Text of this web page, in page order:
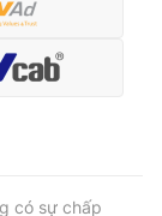
có sự chấp